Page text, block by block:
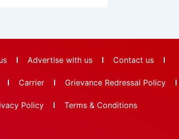
Advertise with us Contact us
Carrier Grievance Redressal Policy
Policy Terms & Conditions